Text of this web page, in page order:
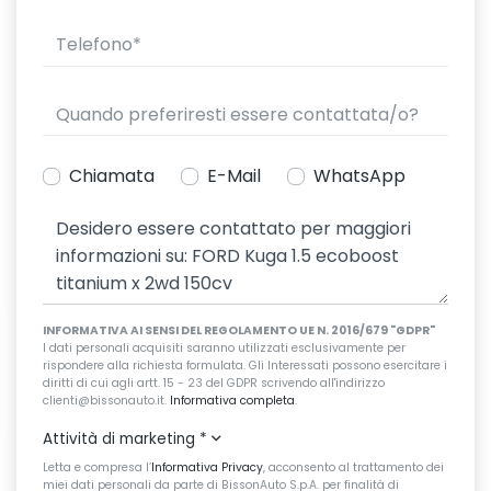
Chiamata E-Mail WhatsApp
INFORMATIVA AI SENSI DEL REGOLAMENTO UE N. 2016/679 "GDPR"
I dati personali acquisiti saranno utilizzati esclusivamente per
rispondere alla richiesta formulata. Gli Interessati possono esercitare i
diritti di cui agli artt. 15 - 23 del GDPR scrivendo all'indirizzo
clienti@bissonauto.it. Informativa completa.
Attività di marketing *
Letta e compresa l’Informativa Privacy, acconsento al trattamento dei
miei dati personali da parte di BissonAuto S.p.A. per finalità di